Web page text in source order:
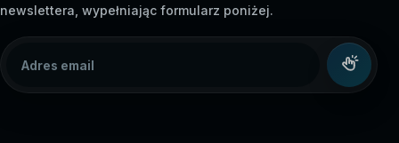
newslettera, wypełniając formularz poniżej.